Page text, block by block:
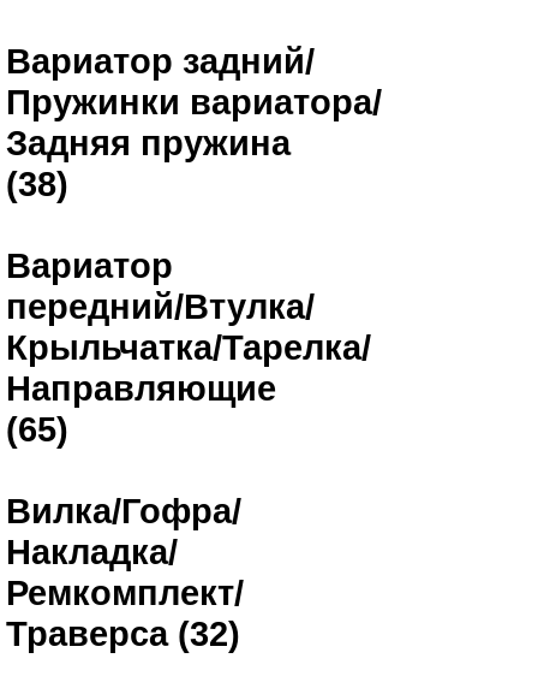
Вариатор задний/
Пружинки вариатора/
Задняя пружина
(38)
Вариатор
передний/Втулка/
Крыльчатка/Тарелка/
Направляющие
(65)
Вилка/Гофра/
Накладка/
Ремкомплект/
Траверса (32)